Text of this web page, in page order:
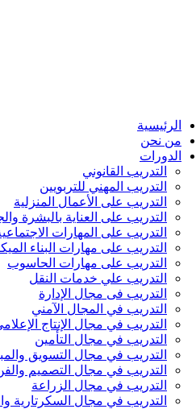
الرئيسية
من نحن
الدورات
التدريب القانوني
التدريب المهني للتربويين
التدريب على الأعمال المنزلية
التدريب على العناية بالبشرة
التدريب على المهارات
التدريب على مهارات البناء
التدريب على مهارات الحاسوب
التدريب علي خدمات النقل
التدريب فى مجال الإدارة
التدريب في المجال الآمني
التدريب في مجال الإنتاج
التدريب في مجال التأمين
التدريب في مجال التسويق
التدريب في مجال التصميم
التدريب في مجال الزراعة
التدريب في مجال السكرتارية